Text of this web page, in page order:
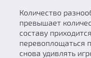
Количество
превышает
составу
перевоплощаться
снова удивлять